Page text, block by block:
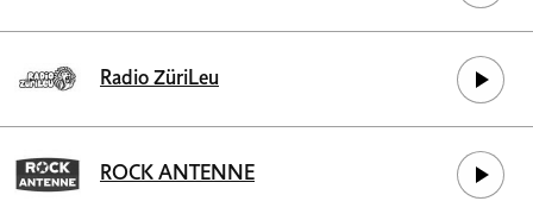
Radio ZüriLeu
ROCK ANTENNE